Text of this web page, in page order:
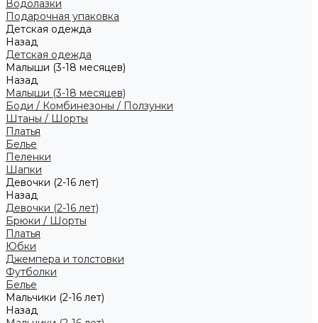
Водолазки
Подарочная упаковка
Детская одежда
Назад
Детская одежда
Малыши (3-18 месяцев)
Назад
Малыши (3-18 месяцев)
Боди / Комбинезоны / Ползунки
Штаны / Шорты
Платья
Белье
Пеленки
Шапки
Девочки (2-16 лет)
Назад
Девочки (2-16 лет)
Брюки / Шорты
Платья
Юбки
Джемпера и толстовки
Футболки
Белье
Мальчики (2-16 лет)
Назад